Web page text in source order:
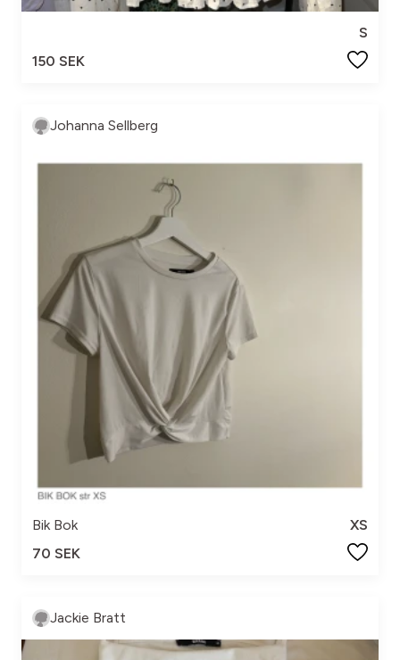
S
150 SEK
Johanna Sellberg
Bik Bok
XS
70 SEK
Jackie Bratt